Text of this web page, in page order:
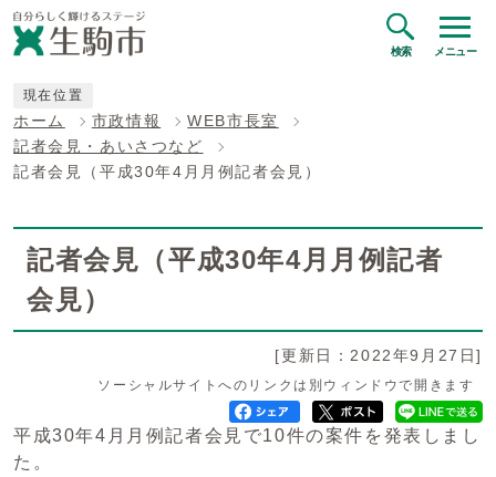
検索 メニュー
現在位置
ホーム 市政情報
WEB市長室
記者会見・あいさつなど
記者会見（平成30年4月月例記者会見）
記者会見（平成30年4月月例記者
会見）
[更新日：2022年9月27日]
ソーシャルサイトへのリンクは別ウィンドウで開きます
平成30年4月月例記者会見で10件の案件を発表しまし
た。